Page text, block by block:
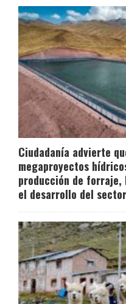
Ciudadanía advierte
megaproyectos
producción de
el desarrollo del